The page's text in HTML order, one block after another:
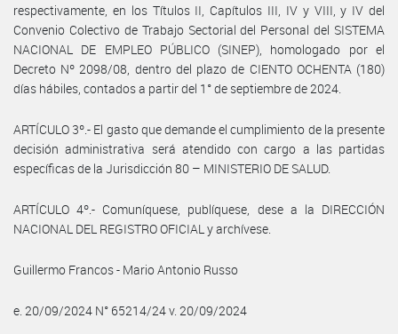
respectivamente, en los Títulos II, Capítulos III, IV y VIII, y IV del
Convenio Colectivo de Trabajo Sectorial del Personal del SISTEMA
NACIONAL DE EMPLEO PÚBLICO (SINEP), homologado por el
Decreto Nº 2098/08, dentro del plazo de CIENTO OCHENTA (180)
días hábiles, contados a partir del 1° de septiembre de 2024.
ARTÍCULO 3º.- El gasto que demande el cumplimiento de la presente
decisión administrativa será atendido con cargo a las partidas
específicas de la Jurisdicción 80 – MINISTERIO DE SALUD.
ARTÍCULO 4º.- Comuníquese, publíquese, dese a la DIRECCIÓN
NACIONAL DEL REGISTRO OFICIAL y archívese.
Guillermo Francos - Mario Antonio Russo
e. 20/09/2024 N° 65214/24 v. 20/09/2024